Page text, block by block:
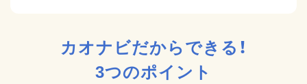
カオナビだからできる！
3つのポイント